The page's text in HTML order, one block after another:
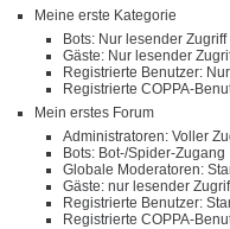
Meine erste Kategorie
Bots: Nur lesender Zugriff
Gäste: Nur lesender
Registrierte Benutzer:
Registrierte COPPA-
Mein erstes Forum
Administratoren: Voller
Bots: Bot-/Spider-Zugang
Globale Moderatoren:
Gäste: nur lesender
Registrierte Benutzer:
Registrierte COPPA-